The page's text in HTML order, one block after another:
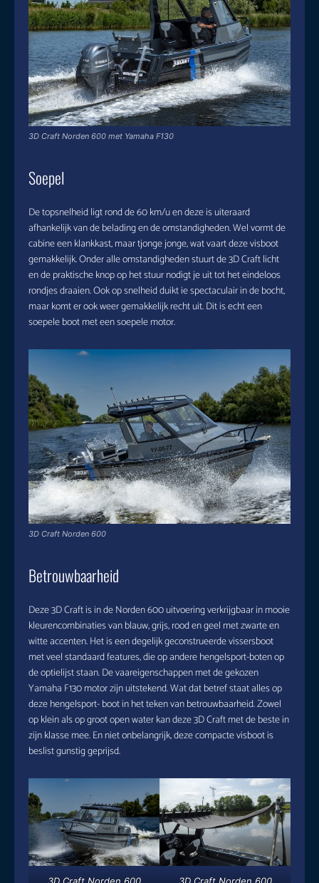
3D Craft Norden 600 met Yamaha F130
Soepel
De topsnelheid ligt rond de 60 km/u en deze is uiteraard
afhankelijk van de belading en de omstandigheden. Wel vormt de
cabine een klankkast, maar tjonge jonge, wat vaart deze visboot
gemakkelijk. Onder alle omstandigheden stuurt de 3D Craft licht
en de praktische knop op het stuur nodigt je uit tot het eindeloos
rondjes draaien. Ook op snelheid duikt ie spectaculair in de bocht,
maar komt er ook weer gemakkelijk recht uit. Dit is echt een
soepele boot met een soepele motor.
3D Craft Norden 600
Betrouwbaarheid
Deze 3D Craft is in de Norden 600 uitvoering verkrijgbaar in mooie
kleurencombinaties van blauw, grijs, rood en geel met zwarte en
witte accenten. Het is een degelijk geconstrueerde vissersboot
met veel standaard features, die op andere hengelsport-boten op
de optielijst staan. De vaareigenschappen met de gekozen
Yamaha F130 motor zijn uitstekend. Wat dat betref staat alles op
deze hengelsport- boot in het teken van betrouwbaarheid. Zowel
op klein als op groot open water kan deze 3D Craft met de beste in
zijn klasse mee. En niet onbelangrijk, deze compacte visboot is
beslist gunstig geprijsd.